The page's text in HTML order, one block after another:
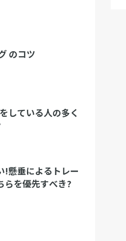
のコツ
している人の多く
!懸垂によるトレー
らを優先すべき?